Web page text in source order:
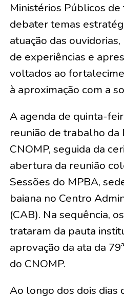
Ministérios Públicos de
debater temas
atuação das
de experiências e
voltados ao
à aproximação com a
A agenda de quinta-
reunião de trabalho da
CNOMP, seguida da
abertura da reunião
Sessões do MPBA,
baiana no Centro
(CAB). Na sequência,
trataram da pauta
aprovação da ata da
do CNOMP.
Ao longo dos dois dias